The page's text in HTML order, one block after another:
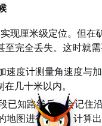
现厘米级定位。但
完全丢失。这时就需
速度计测量角速度与
几十米以内。
已知路线后，会记住
图进行匹配，计算